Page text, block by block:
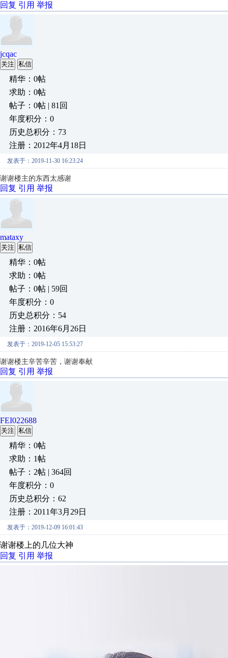
回复 引用 举报
jcqac
关注 私信
精华：0帖
求助：0帖
帖子：0帖 | 81回
年度积分：0
历史总积分：73
注册：2012年4月18日
发表于：2019-11-30 16:23:24
谢谢楼主的东西太感谢
回复 引用 举报
mataxy
关注 私信
精华：0帖
求助：0帖
帖子：0帖 | 59回
年度积分：0
历史总积分：54
注册：2016年6月26日
发表于：2019-12-05 15:53:27
谢谢楼主辛苦辛苦，谢谢奉献
回复 引用 举报
FEI022688
关注 私信
精华：0帖
求助：1帖
帖子：2帖 | 364回
年度积分：0
历史总积分：62
注册：2011年3月29日
发表于：2019-12-09 16:01:43
谢谢楼上的几位大神
回复 引用 举报